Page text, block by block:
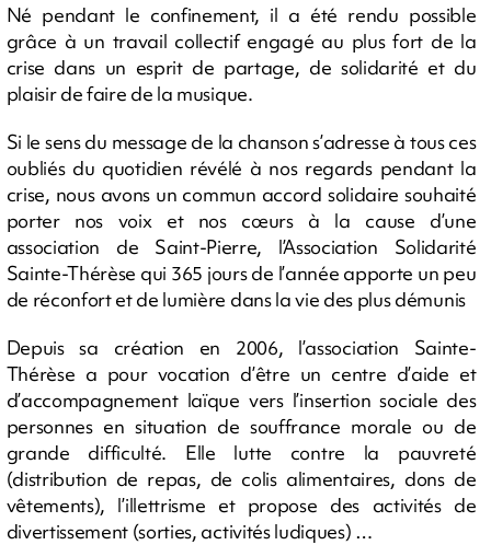
Né pendant le confinement, il a été rendu possible
grâce à un travail collectif engagé au plus fort de la
crise dans un esprit de partage, de solidarité et du
plaisir de faire de la musique.
Si le sens du message de la chanson s’adresse à tous ces
oubliés du quotidien révélé à nos regards pendant la
crise, nous avons un commun accord solidaire souhaité
porter nos voix et nos cœurs à la cause d’une
association de Saint-Pierre, l’Association Solidarité
Sainte-Thérèse qui 365 jours de l’année apporte un peu
de réconfort et de lumière dans la vie des plus démunis
Depuis sa création en 2006, l’association Sainte-
Thérèse a pour vocation d’être un centre d’aide et
d’accompagnement laïque vers l’insertion sociale des
personnes en situation de souffrance morale ou de
grande difficulté. Elle lutte contre la pauvreté
(distribution de repas, de colis alimentaires, dons de
vêtements), l’illettrisme et propose des activités de
divertissement (sorties, activités ludiques) …